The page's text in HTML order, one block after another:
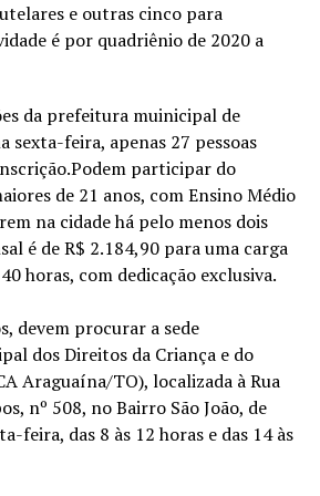
e outras cinco para
é por quadriênio de 2020 a
da prefeitura muinicipal de
sexta-feira, apenas 27 pessoas
participar do
de 21 anos, com Ensino Médio
na cidade há pelo menos dois
é de R$ 2.184,90 para uma carga
horas, com dedicação exclusiva.
devem procurar a sede
dos Direitos da Criança e do
Araguaína/TO), localizada à Rua
nº 508, no Bairro São João, de
feira, das 8 às 12 horas e das 14 às